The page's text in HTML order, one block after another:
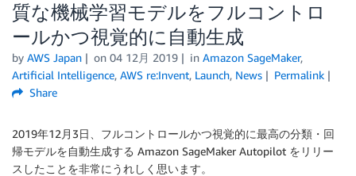
エディション
質な機械学習モデルをフルコントロ
ールかつ視覚的に自動生成
by AWS Japan on 04 12月 2019 in Amazon SageMaker,
Artificial Intelligence, AWS re:Invent, Launch, News
Permalink
Share
2019年12月3日、フルコントロールかつ視覚的に最高の分類・回
帰モデルを自動生成する Amazon SageMaker Autopilot をリリー
スしたことを非常にうれしく思います。